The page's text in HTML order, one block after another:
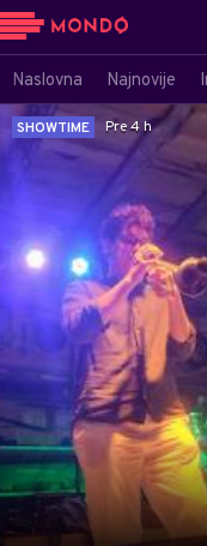
Naslovna Najnovije
SHOWTIME Pre 4 h